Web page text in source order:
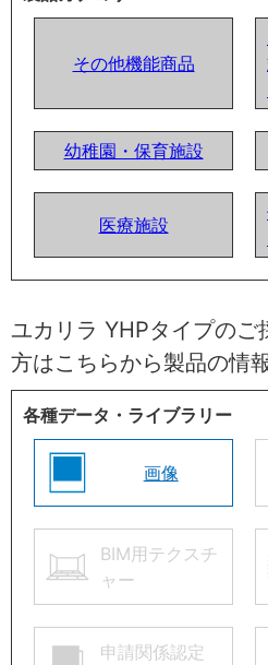
その他機能商品
幼稚園・保育施設
医療施設
ユカリラ YHPタイプのご
方はこちらから製品の情
各種データ・ライブラリー
画像
BIM用テクスチ
ャー
申請関係認定